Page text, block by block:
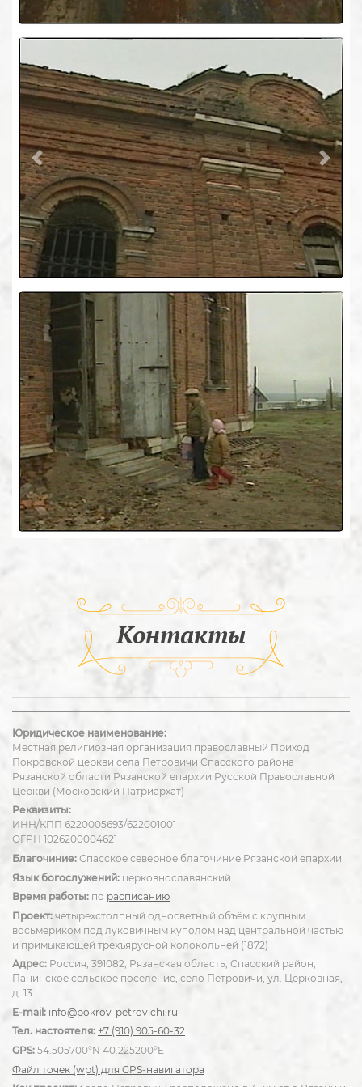
Previous Next
Контакты
Юридическое наименование:
Местная религиозная организация православный Приход
Покровской церкви села Петровичи Спасского района
Рязанской области Рязанской епархии Русской Православной
Церкви (Московский Патриархат)
Реквизиты:
ИНН/КПП 6220005693/622001001
ОГРН 1026200004621
Благочиние: Спасское северное благочиние Рязанской епархии
Язык богослужений: церковнославянский
Время работы: по расписанию
Проект: четырехстолпный односветный объём с крупным
восьмериком под луковичным куполом над центральной частью
и примыкающей трехъярусной колокольней (1872)
Адрес: Россия, 391082, Рязанская область, Спасский район,
Панинское сельское поселение, село Петровичи, ул. Церковная,
д. 13
E-mail: info@pokrov-petrovichi.ru
Тел. настоятеля: +7 (910) 905-60-32
GPS: 54.505700°N 40.225200°E
Файл точек (wpt) для GPS-навигатора